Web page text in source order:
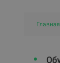
Главная